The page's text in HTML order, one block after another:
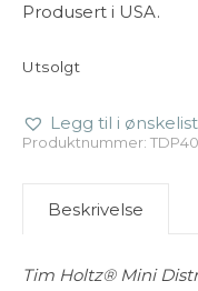
Produsert i USA.
Utsolgt
Legg til i
Produktnummer:
Beskrivelse
Tim Holtz® Mini